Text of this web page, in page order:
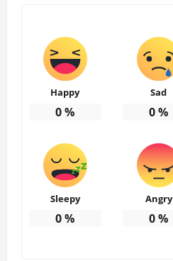
Happy
0%
Sad
0%
Sleepy
0%
Angry
0%